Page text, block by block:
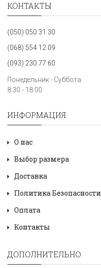
КОНТАКТЫ
(050) 050 31 30
(068) 554 12 09
(093) 230 77 60
Понедельник - Суббота
8:30 - 18:00
ИНФОРМАЦИЯ
О нас
Выбор размера
Доставка
Политика Безопасности
Оплата
Контакты
ДОПОЛНИТЕЛЬНО